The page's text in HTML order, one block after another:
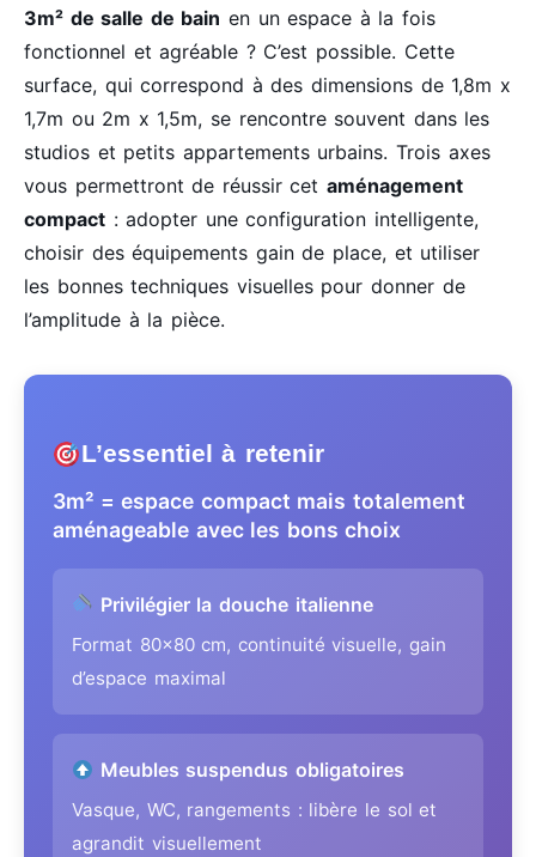
3m² de salle de bain en un espace à la fois
fonctionnel et agréable ? C’est possible. Cette
surface, qui correspond à des dimensions de 1,8m x
1,7m ou 2m x 1,5m, se rencontre souvent dans les
studios et petits appartements urbains. Trois axes
vous permettront de réussir cetaménagement
compact : adopter une configuration intelligente,
choisir des équipements gain de place, et utiliser
les bonnes techniques visuelles pour donner de
l’amplitude à la pièce.
L’essentiel à retenir
3m² = espace compact mais totalement
aménageable avec les bons choix
Privilégier la douche italienne
Format 80×80 cm, continuité visuelle, gain
d’espace maximal
Meubles suspendus obligatoires
Vasque, WC, rangements : libère le sol et
agrandit visuellement